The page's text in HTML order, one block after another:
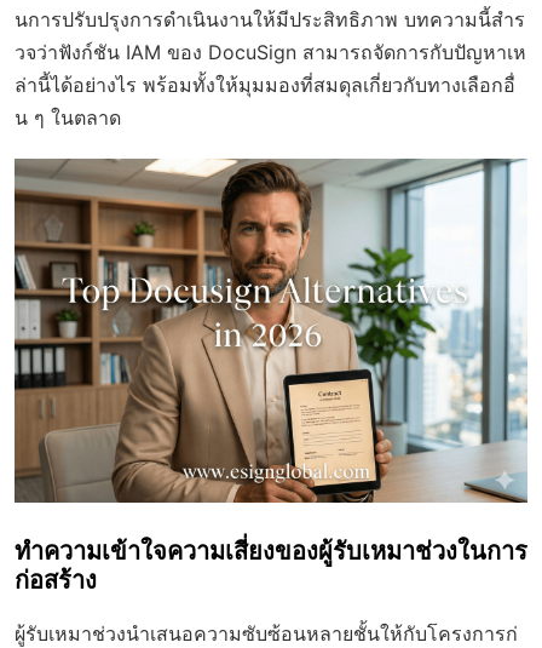
นการปรับปรุงการดำเนินงานให้มีประสิทธิภาพ บทความนี้สำร
วจว่าฟังก์ชัน IAM ของ DocuSign สามารถจัดการกับปัญหาเห
ล่านี้ได้อย่างไร พร้อมทั้งให้มุมมองที่สมดุลเกี่ยวกับทางเลือกอื่
น ๆ ในตลาด
ทำความเข้าใจความเสี่ยงของผู้รับเหมาช่วงในการ
ก่อสร้าง
ผู้รับเหมาช่วงนำเสนอความซับซ้อนหลายชั้นให้กับโครงการก่